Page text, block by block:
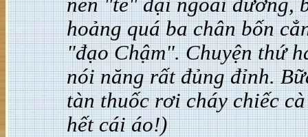
nên "tè" đại ngoài đường,
hoảng quá ba chân bốn
"đạo Chậm". Chuyện thứ
nói năng rất đủng đỉnh.
tàn thuốc rơi cháy chiếc
hết cái áo!)